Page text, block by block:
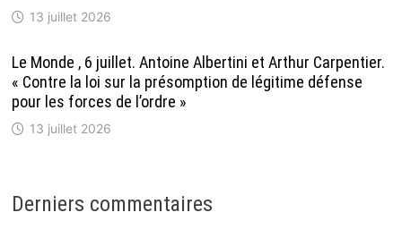
13 juillet 2026
Le Monde , 6 juillet. Antoine Albertini et Arthur Carpentier.
« Contre la loi sur la présomption de légitime défense
pour les forces de l’ordre »
13 juillet 2026
Derniers commentaires